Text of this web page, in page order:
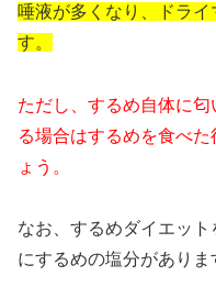
唾液が多くなり、ドラ
す。
ただし、するめ自体に
る場合はするめを食べ
ょう。
なお、するめダイエッ
にするめの塩分がありま